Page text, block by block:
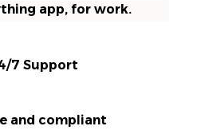
app, for work.
7 Support
and compliant